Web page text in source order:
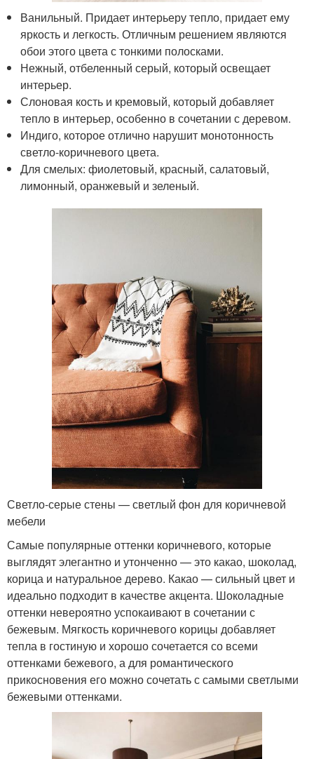
Ванильный. Придает интерьеру тепло, придает ему
яркость и легкость. Отличным решением являются
обои этого цвета с тонкими полосками.
Нежный, отбеленный серый, который освещает
интерьер.
Слоновая кость и кремовый, который добавляет
тепло в интерьер, особенно в сочетании с деревом.
Индиго, которое отлично нарушит монотонность
светло-коричневого цвета.
Для смелых: фиолетовый, красный, салатовый,
лимонный, оранжевый и зеленый.
Светло-серые стены — светлый фон для коричневой
мебели
Самые популярные оттенки коричневого, которые
выглядят элегантно и утонченно — это какао, шоколад,
корица и натуральное дерево. Какао — сильный цвет и
идеально подходит в качестве акцента. Шоколадные
оттенки невероятно успокаивают в сочетании с
бежевым. Мягкость коричневого корицы добавляет
тепла в гостиную и хорошо сочетается со всеми
оттенками бежевого, а для романтического
прикосновения его можно сочетать с самыми светлыми
бежевыми оттенками.